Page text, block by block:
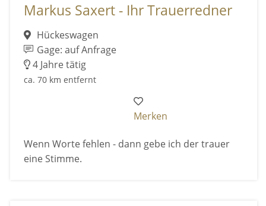
Markus Saxert - Ihr Trauerredner
Hückeswagen
Gage: auf Anfrage
4 Jahre tätig
ca. 70 km entfernt
Merken
Wenn Worte fehlen - dann gebe ich der trauer
eine Stimme.